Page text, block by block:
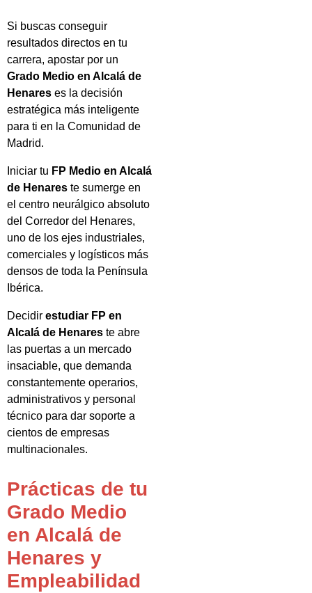
Si buscas conseguir
resultados directos en tu
carrera, apostar por un
Grado Medio en Alcalá de
Henares es la decisión
estratégica más inteligente
para ti en la Comunidad de
Madrid.
Iniciar tu FP Medio en Alcalá
de Henares te sumerge en
el centro neurálgico absoluto
del Corredor del Henares,
uno de los ejes industriales,
comerciales y logísticos más
densos de toda la Península
Ibérica.
Decidir estudiar FP en
Alcalá de Henares te abre
las puertas a un mercado
insaciable, que demanda
constantemente operarios,
administrativos y personal
técnico para dar soporte a
cientos de empresas
multinacionales.
Prácticas de tu
Grado Medio
en Alcalá de
Henares y
Empleabilidad